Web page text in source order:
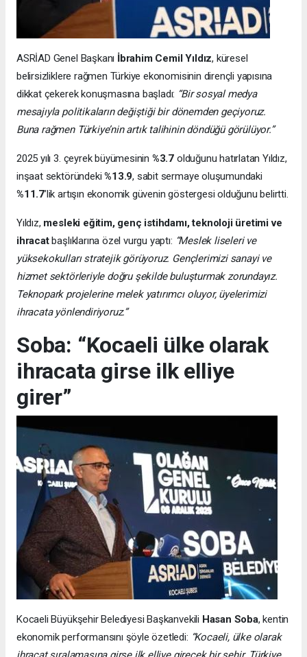
ASRİAD Genel Başkanı İbrahim Cemil Yıldız, küresel
belirsizliklere rağmen Türkiye ekonomisinin dirençli yapısına
dikkat çekerek konuşmasına başladı: “Bir sosyal medya
mesajıyla politikaların değiştiği bir dönemden geçiyoruz.
Buna rağmen Türkiye’nin artık talihinin döndüğü görülüyor.”
2025 yılı 3. çeyrek büyümesinin %3.7 olduğunu hatırlatan Yıldız,
inşaat sektöründeki%13.9, sabit sermaye oluşumundaki
%11.7’lik artışın ekonomik güvenin göstergesi olduğunu belirtti.
Yıldız, mesleki eğitim, genç istihdamı, teknoloji üretimi ve
ihracatbaşlıklarına özel vurgu yaptı: “Meslek liseleri ve
yüksekokulları stratejik görüyoruz. Gençlerimizi sanayi ve
hizmet sektörleriyle doğru şekilde buluşturmak zorundayız.
Teknopark projelerine melek yatırımcı oluyor, üyelerimizi
ihracata yönlendiriyoruz.”
Soba: “Kocaeli ülke olarak
ihracata girse ilk elliye
girer”
Kocaeli Büyükşehir Belediyesi Başkanvekili Hasan Soba, kentin
ekonomik performansını şöyle özetledi: “Kocaeli, ülke olarak